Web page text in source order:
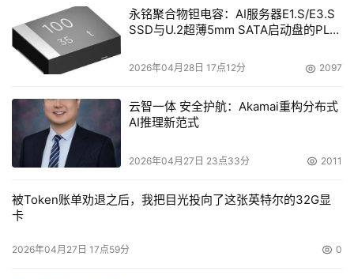
永铭聚合物钽电容：AI服务器E1.S/E3.S
SSD与U.2超薄5mm SATA启动盘的PLP
2026年04月28日 17点12分 2097
云智一体 安全护航：Akamai重构分布式
AI推理新范式
2026年04月27日 23点33分 2011
被Token账单劝退之后，我把目光投向了这张英特尔的32G显
卡
2026年04月27日 17点59分 0